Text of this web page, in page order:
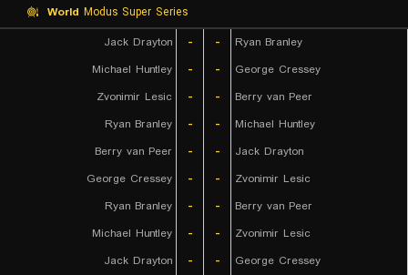
World Modus Super Series
Jack Drayton
- -
Ryan Branley
Michael Huntley
- -
George Cressey
Zvonimir Lesic
- -
Berry van Peer
Ryan Branley
- -
Michael Huntley
Berry van Peer
- -
Jack Drayton
George Cressey
- -
Zvonimir Lesic
Ryan Branley
- -
Berry van Peer
Michael Huntley
- -
Zvonimir Lesic
Jack Drayton
- -
George Cressey